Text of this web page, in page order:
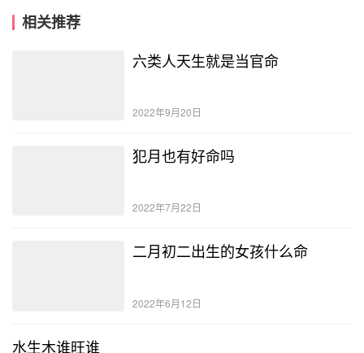
相关推荐
六类人天生就是当官命
2022年9月20日
犯月也有好命吗
2022年7月22日
二月初二出生的女孩什么命
2022年6月12日
水生木谁旺谁